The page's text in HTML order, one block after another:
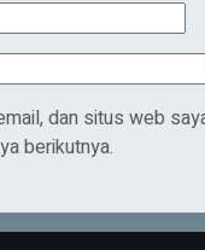
dan situs web
berikutnya.